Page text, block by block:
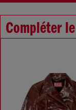
Compléter